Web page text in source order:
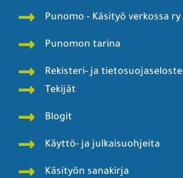
Punomo - Käsityö verkossa ry
Punomon tarina
Rekisteri- ja tietosuojaseloste
Tekijät
Blogit
Käyttö- ja julkaisuohjeita
Käsityön sanakirja